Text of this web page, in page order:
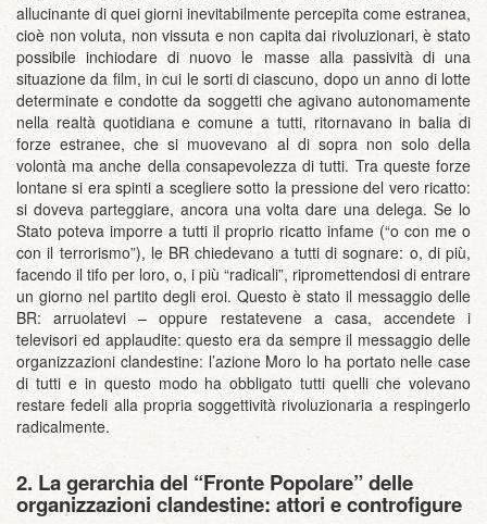
allucinante di quei giorni inevitabilmente percepita come estranea,
cioè non voluta, non vissuta e non capita dai rivoluzionari, è stato
possibile inchiodare di nuovo le masse alla passività di una
situazione da film, in cui le sorti di ciascuno, dopo un anno di lotte
determinate e condotte da soggetti che agivano autonomamente
nella realtà quotidiana e comune a tutti, ritornavano in balia di
forze estranee, che si muovevano al di sopra non solo della
volontà ma anche della consapevolezza di tutti. Tra queste forze
lontane si era spinti a scegliere sotto la pressione del vero ricatto:
si doveva parteggiare, ancora una volta dare una delega. Se lo
Stato poteva imporre a tutti il proprio ricatto infame (“o con me o
con il terrorismo”), le BR chiedevano a tutti di sognare: o, di più,
facendo il tifo per loro, o, i più “radicali”, ripromettendosi di entrare
un giorno nel partito degli eroi. Questo è stato il messaggio delle
BR: arruolatevi – oppure restatevene a casa, accendete i
televisori ed applaudite: questo era da sempre il messaggio delle
organizzazioni clandestine: l’azione Moro lo ha portato nelle case
di tutti e in questo modo ha obbligato tutti quelli che volevano
restare fedeli alla propria soggettività rivoluzionaria a respingerlo
radicalmente.
2. La gerarchia del “Fronte Popolare” delle
organizzazioni clandestine: attori e controfigure